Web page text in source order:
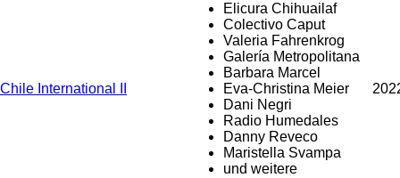
Chile International II
Elicura Chihuailaf
Colectivo Caput
Valeria Fahrenkrog
Galería Metropolitana
Barbara Marcel
Eva-Christina Meier
Dani Negri
Radio Humedales
Danny Reveco
Maristella Svampa
und weitere